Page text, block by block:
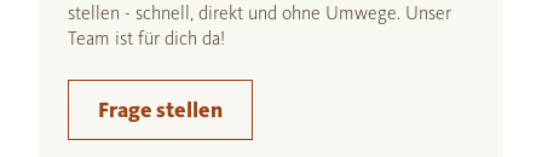
stellen - schnell, direkt und ohne Umwege. Unser
Team ist für dich da!
Frage stellen